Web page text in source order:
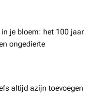
je bloem: het 100 jaar
ongedierte
altijd azijn toevoegen